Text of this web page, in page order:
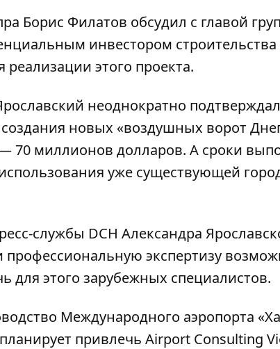
Борис Филатов обсудил с главой
инвестором строительства
реализации этого проекта.
неоднократно
создания новых «воздушных ворот
70 миллионов долларов. А сроки
уже существующей
службы DCH Александра
профессиональную экспертизу
для этого зарубежных специалистов.
Международного аэропорта
привлечь Airport Consulting